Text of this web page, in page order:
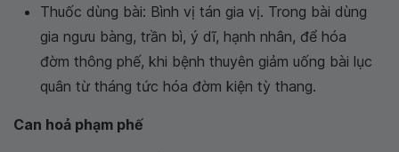
Thuốc dùng bài: Bình vị tán gia vị. Trong bài dùng
gia ngưu bàng, trần bì, ý dĩ, hạnh nhân, để hóa
đờm thông phế, khi bệnh thuyên giảm uống bài lục
quân từ tháng tức hóa đờm kiện tỳ thang.
Can hoả phạm phế